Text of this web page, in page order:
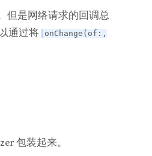
但是网络请求的回调总
通过将
onChange(of:,
包装起来。